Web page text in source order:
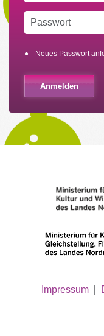
Neues Passwort
Impressum